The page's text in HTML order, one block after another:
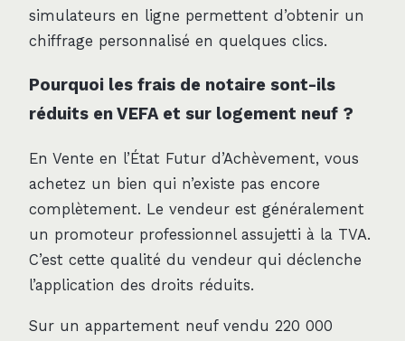
simulateurs en ligne permettent d’obtenir un
chiffrage personnalisé en quelques clics.
Pourquoi les frais de notaire sont-ils
réduits en VEFA et sur logement neuf ?
En Vente en l’État Futur d’Achèvement, vous
achetez un bien qui n’existe pas encore
complètement. Le vendeur est généralement
un promoteur professionnel assujetti à la TVA.
C’est cette qualité du vendeur qui déclenche
l’application des droits réduits.
Sur un appartement neuf vendu 220 000